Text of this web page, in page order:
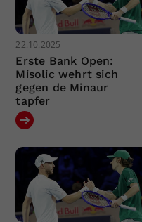
22.10.2025
Erste Bank Open:
Misolic wehrt sich
gegen de Minaur
tapfer